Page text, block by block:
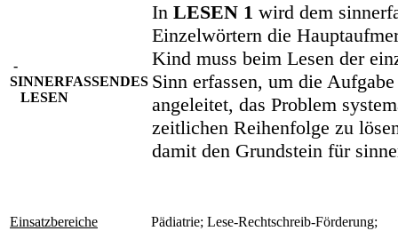
-
SINNERFASSENDES
LESEN
In LESEN 1 wird dem
Einzelwörtern die
Kind muss beim Lesen der
Sinn erfassen, um die
angeleitet, das Problem
zeitlichen Reihenfolge zu
damit den Grundstein für
Einsatzbereiche Pädiatrie; Lese-Rechtschreib-Förderung;